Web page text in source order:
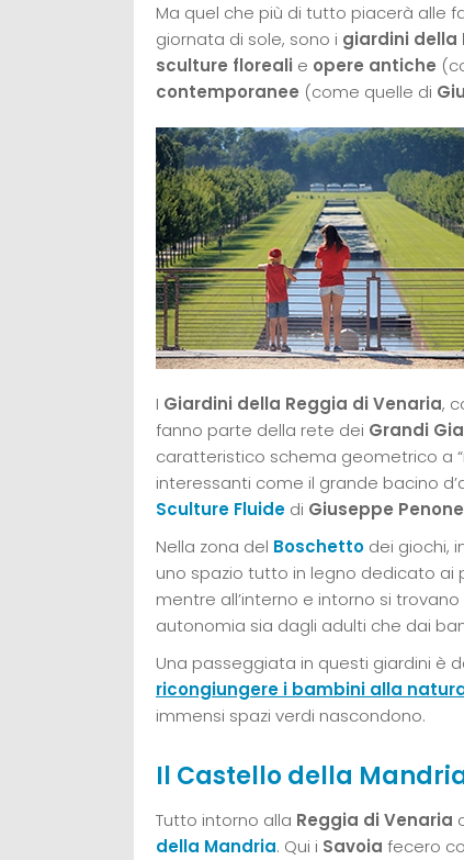
Ma quel che più di tutto piacerà alle
giornata di sole, sono i giardini della
sculture floreali e opere antiche
contemporanee (come quelle di
I Giardini della Reggia di Venaria,
fanno parte della rete dei Grandi
caratteristico schema geometrico a
interessanti come il grande bacino
Sculture Fluide di Giuseppe Penone
Nella zona del Boschetto dei giochi,
uno spazio tutto in legno dedicato ai
mentre all’interno e intorno si
autonomia sia dagli adulti che dai
Una passeggiata in questi giardini è
ricongiungere i bambini alla
immensi spazi verdi nascondono.
Il Castello della
Tutto intorno alla Reggia di Venaria
della Mandria. Qui i Savoia fecero